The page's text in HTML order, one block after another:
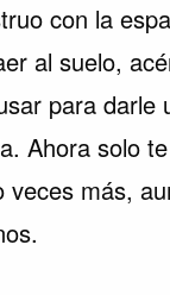
con la
al suelo,
para darle
Ahora solo
veces más,